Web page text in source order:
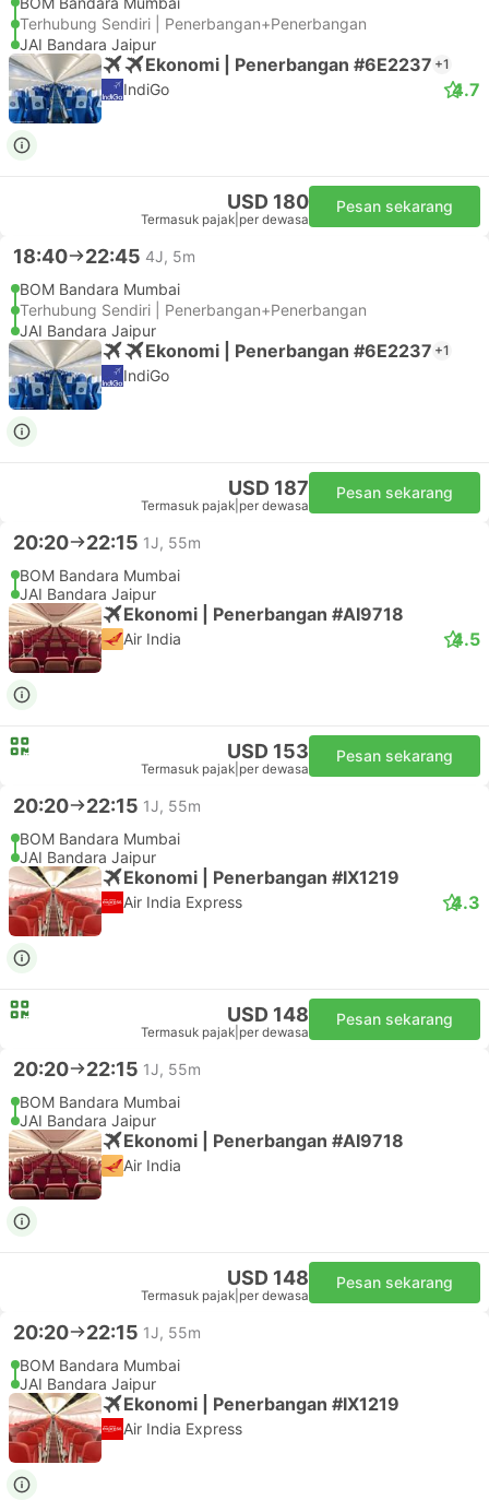
Terhubung Sendiri | Penerbangan+Penerbangan
JAI Bandara Jaipur
Ekonomi | Penerbangan #6E2237 +1
IndiGo 4.7
USD 180
Termasuk pajak per dewasa
Pesan sekarang
18:40 22:45 4J, 5m
BOM Bandara Mumbai
Terhubung Sendiri | Penerbangan+Penerbangan
JAI Bandara Jaipur
Ekonomi | Penerbangan #6E2237 +1
IndiGo
USD 187
Termasuk pajak per dewasa
Pesan sekarang
20:20 22:15 1J, 55m
BOM Bandara Mumbai
JAI Bandara Jaipur
Ekonomi | Penerbangan #AI9718
Air India 4.5
USD 153
Termasuk pajak per dewasa
Pesan sekarang
20:20 22:15 1J, 55m
BOM Bandara Mumbai
JAI Bandara Jaipur
Ekonomi | Penerbangan #IX1219
Air India Express 4.3
USD 148
Termasuk pajak per dewasa
Pesan sekarang
20:20 22:15 1J, 55m
BOM Bandara Mumbai
JAI Bandara Jaipur
Ekonomi | Penerbangan #AI9718
Air India
USD 148
Termasuk pajak per dewasa
Pesan sekarang
20:20 22:15 1J, 55m
BOM Bandara Mumbai
JAI Bandara Jaipur
Ekonomi | Penerbangan #IX1219
Air India Express